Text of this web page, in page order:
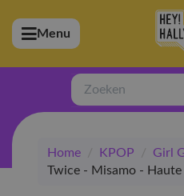
(Artiesten)
(Merchandise)
(Exclusive)
(Winkel)
Menu
Zoeken
Home / KPOP / Girl
Twice - Misamo -